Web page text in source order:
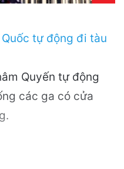
Quyến tự động
các ga có cửa